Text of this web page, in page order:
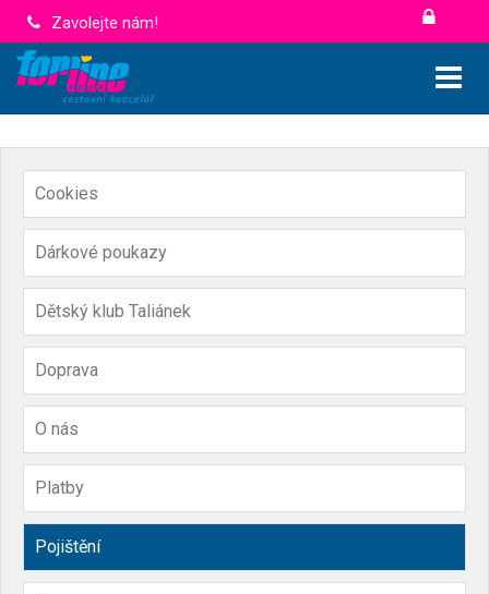
Zavolejte nám!
Cookies
Dárkové poukazy
Dětský klub Taliánek
Doprava
O nás
Platby
Pojištění